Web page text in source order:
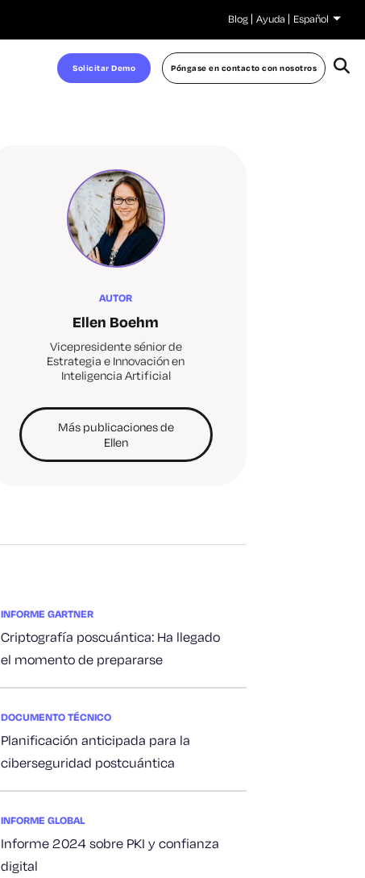
Blog Ayuda Español
Solicitar Demo Póngase en contacto con nosotros
AUTOR
Ellen Boehm
Vicepresidente sénior de
Estrategia e Innovación en
Inteligencia Artificial
Más publicaciones de
Ellen
INFORME GARTNER
Criptografía poscuántica: Ha llegado
el momento de prepararse
DOCUMENTO TÉCNICO
Planificación anticipada para la
ciberseguridad postcuántica
INFORME GLOBAL
Informe 2024 sobre PKI y confianza
digital